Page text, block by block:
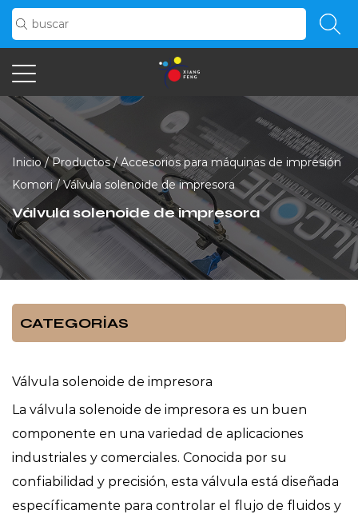
Inicio/Productos/Accesorios para máquinas de impresión
Komori/Válvula solenoide de impresora
Válvula solenoide de impresora
CATEGORÍAS
Válvula solenoide de impresora
La válvula solenoide de impresora es un buen
componente en una variedad de aplicaciones
industriales y comerciales. Conocida por su
confiabilidad y precisión, esta válvula está diseñada
específicamente para controlar el flujo de fluidos y